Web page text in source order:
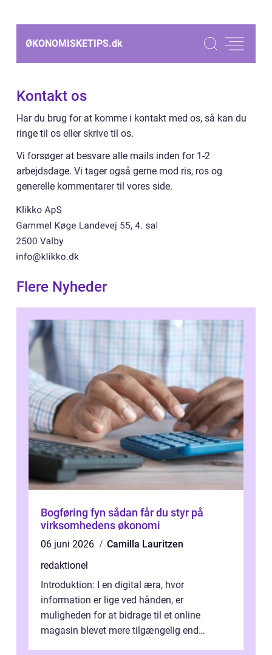
ØKONOMISKETIPS.dk
Kontakt os
Har du brug for at komme i kontakt med os, så kan du
ringe til os eller skrive til os.
Vi forsøger at besvare alle mails inden for 1-2
arbejdsdage. Vi tager også gerne mod ris, ros og
generelle kommentarer til vores side.
Flere Nyheder
Bogføring fyn sådan får du styr på
virksomhedens økonomi
06 juni 2026
Camilla Lauritzen
redaktionel
Introduktion: I en digital æra, hvor
information er lige ved hånden, er
muligheden for at bidrage til et online
magasin blevet mere tilgængelig end